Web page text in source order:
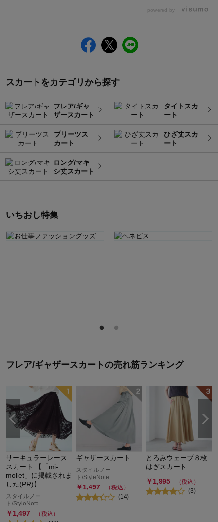
powered by
スカートをカテゴリから探す
フレア/ギャ
ザースカート
タイトスカ
ート
プリーツス
カート
ひざ丈スカ
ート
ロング/マキ
シ丈スカート
いちおし特集
フレア/ギャザースカートの売れ筋ランキング
サーキュラーレース
スカート 【「mi-
mollet」に掲載されま
した(PR)】
スタイルノー
ト/StyleNote
￥1,497
（税込）
ギャザースカート
スタイルノー
ト/StyleNote
￥1,497
（税込）
(14)
とろみウェーブ８枚
はぎスカート
￥1,995
（税込）
(3)